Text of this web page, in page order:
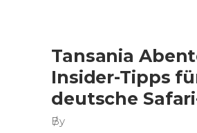
Tansania
Insider-Tipps
deutsche
By